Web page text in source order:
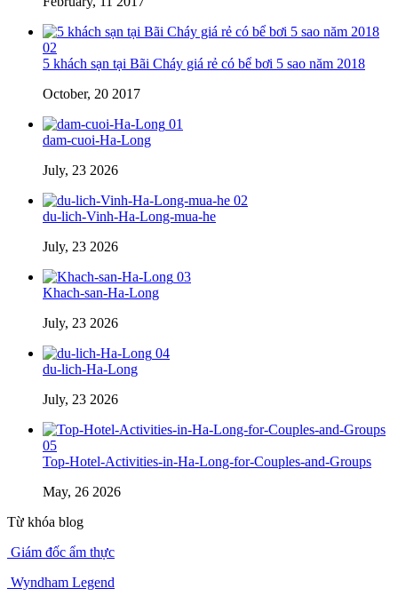
02
5 khách sạn tại Bãi Cháy giá rẻ có bể bơi 5 sao năm 2018
October, 20 2017
01
dam-cuoi-Ha-Long
July, 23 2026
02
du-lich-Vinh-Ha-Long-mua-he
July, 23 2026
03
Khach-san-Ha-Long
July, 23 2026
04
du-lich-Ha-Long
July, 23 2026
05
Top-Hotel-Activities-in-Ha-Long-for-Couples-and-Groups
May, 26 2026
Từ khóa blog
Giám đốc ẩm thực
Wyndham Legend